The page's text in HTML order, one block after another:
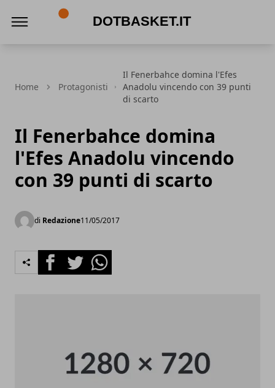
Home Protagonisti
Il Fenerbahce domina l'Efes
Anadolu vincendo con 39 punti
di scarto
Il Fenerbahce domina
l'Efes Anadolu vincendo
con 39 punti di scarto
di Redazione11/05/2017
FacebookTwitterWhatsapp